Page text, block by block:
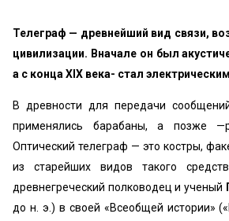
Телеграф — древнейший вид связи,
цивилизации. Вначале он был
а с конца XIX века- стал
В древности для передачи
применялись барабаны, а позже
Оптический телеграф — это костры,
из старейших видов такого
древнегреческий полководец и ученый
до н. э.) в своей «Всеобщей истории»